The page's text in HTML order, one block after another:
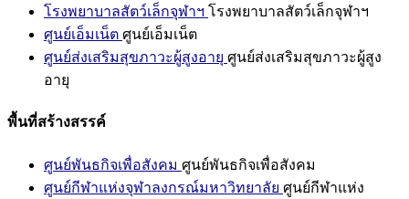
โรงพยาบาลสัตว์เล็กจุฬาฯ โรงพยาบาลสัตว์เล็กจุฬาฯ
ศูนย์เอ็มเน็ต ศูนย์เอ็มเน็ต
ศูนย์ส่งเสริมสุขภาวะผู้สูงอายุ ศูนย์ส่งเสริมสุขภาวะผู้สูง
อายุ
พื้นที่สร้างสรรค์
ศูนย์พันธกิจเพื่อสังคม ศูนย์พันธกิจเพื่อสังคม
ศูนย์กีฬาแห่งจุฬาลงกรณ์มหาวิทยาลัย ศูนย์กีฬาแห่ง